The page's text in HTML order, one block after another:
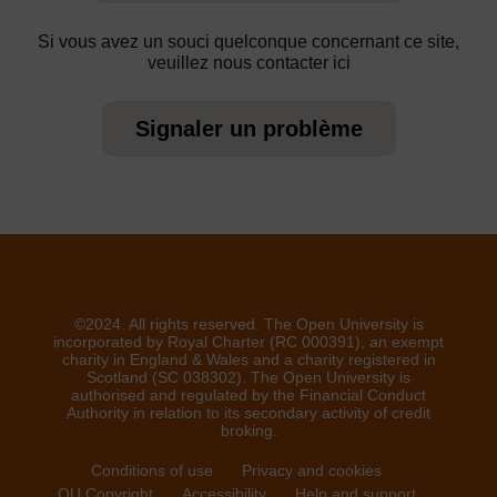
Si vous avez un souci quelconque concernant ce site,
veuillez nous contacter ici
Signaler un problème
©2024. All rights reserved. The Open University is
incorporated by Royal Charter (RC 000391), an exempt
charity in England & Wales and a charity registered in
Scotland (SC 038302). The Open University is
authorised and regulated by the Financial Conduct
Authority in relation to its secondary activity of credit
broking.
Conditions of use
Privacy and cookies